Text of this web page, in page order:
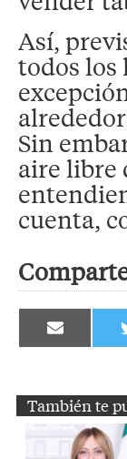
Así,
todos los
Sin
aire libre
cuenta,
Compartir
en
También te